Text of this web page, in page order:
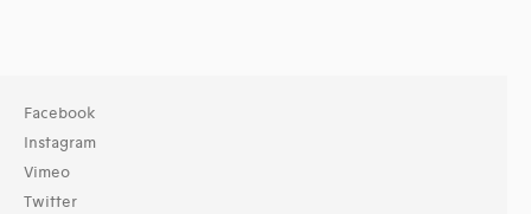
Facebook
Instagram
Vimeo
Twitter